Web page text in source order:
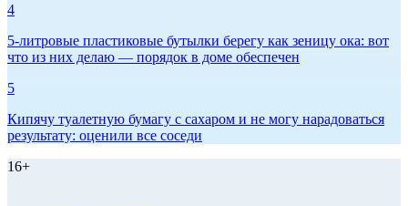
4
5-литровые пластиковые бутылки берегу как зеницу ока: вот
что из них делаю — порядок в доме обеспечен
5
Кипячу туалетную бумагу с сахаром и не могу нарадоваться
результату: оценили все соседи
16+